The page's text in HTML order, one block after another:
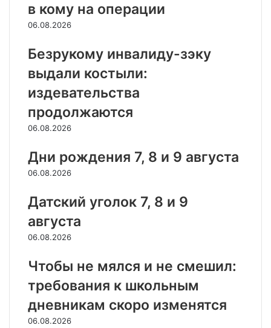
в кому на операции
06.08.2026
Безрукому инвалиду-зэку
выдали костыли:
издевательства
продолжаются
06.08.2026
Дни рождения 7, 8 и 9 августа
06.08.2026
Датский уголок 7, 8 и 9
августа
06.08.2026
Чтобы не мялся и не смешил:
требования к школьным
дневникам скоро изменятся
06.08.2026